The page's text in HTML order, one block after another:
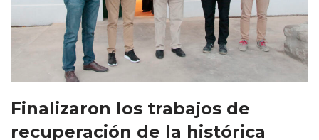
Finalizaron los trabajos de
recuperación de la histórica